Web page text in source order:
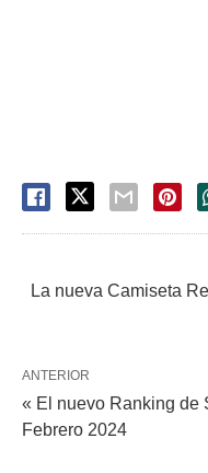
La nueva Camiseta
ANTERIOR
« El nuevo Ranking de
Febrero 2024